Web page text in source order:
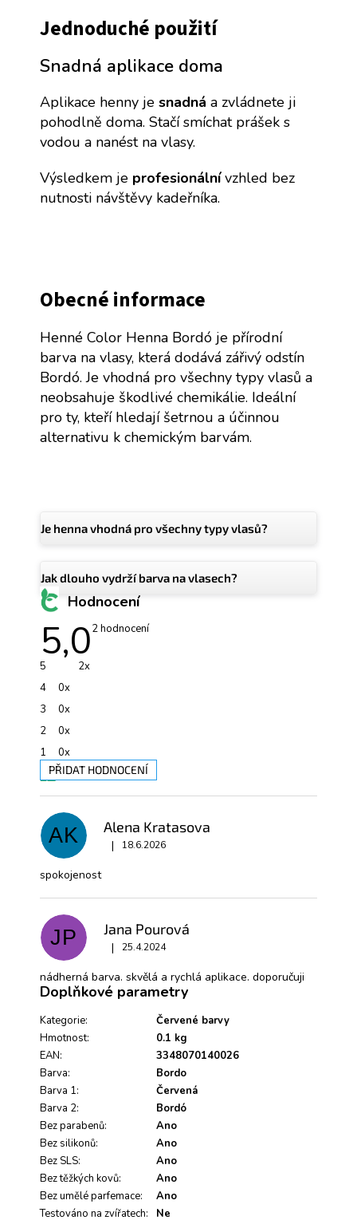
Jednoduché použití
Snadná aplikace doma
Aplikace henny je snadná a zvládnete ji
pohodlně doma. Stačí smíchat prášek s
vodou a nanést na vlasy.
Výsledkem je profesionálnívzhled bez
nutnosti návštěvy kadeřníka.
Obecné informace
Henné Color Henna Bordó je přírodní
barva na vlasy, která dodává zářivý odstín
Bordó. Je vhodná pro všechny typy vlasů a
neobsahuje škodlivé chemikálie. Ideální
pro ty, kteří hledají šetrnou a účinnou
alternativu k chemickým barvám.
Je henna vhodná pro všechny typy vlasů?
Jak dlouho vydrží barva na vlasech?
Hodnocení
5,0Průměrné
2 hodnocení
5
2x
4
0x
3
0x
2
0x
1
0x
PŘIDAT HODNOCENÍ
ý
p
i
s
h
o
d
o
c
e
í
AK Alena Kratasova
Hodnocení produktu je 5 z 5 hvězdiček.
| 18.6.2026
spokojenost
JP Jana Pourová
Hodnocení produktu je 5 z 5 hvězdiček.
| 25.4.2024
nádherná barva. skvělá a rychlá aplikace. doporučuji
Doplňkové parametry
Kategorie:
Červené barvy
Hmotnost:
0.1 kg
EAN:
3348070140026
Barva:
Bordo
Barva 1:
Červená
Barva 2:
Bordó
Bez parabenů:
Ano
Bez silikonů:
Ano
Bez SLS:
Ano
Bez těžkých kovů:
Ano
Bez umělé parfemace:
Ano
Testováno na zvířatech:
Ne